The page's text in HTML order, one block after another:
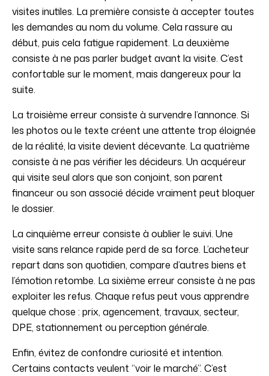
visites inutiles. La première consiste à accepter toutes
les demandes au nom du volume. Cela rassure au
début, puis cela fatigue rapidement. La deuxième
consiste à ne pas parler budget avant la visite. C’est
confortable sur le moment, mais dangereux pour la
suite.
La troisième erreur consiste à survendre l’annonce. Si
les photos ou le texte créent une attente trop éloignée
de la réalité, la visite devient décevante. La quatrième
consiste à ne pas vérifier les décideurs. Un acquéreur
qui visite seul alors que son conjoint, son parent
financeur ou son associé décide vraiment peut bloquer
le dossier.
La cinquième erreur consiste à oublier le suivi. Une
visite sans relance rapide perd de sa force. L’acheteur
repart dans son quotidien, compare d’autres biens et
l’émotion retombe. La sixième erreur consiste à ne pas
exploiter les refus. Chaque refus peut vous apprendre
quelque chose : prix, agencement, travaux, secteur,
DPE, stationnement ou perception générale.
Enfin, évitez de confondre curiosité et intention.
Certains contacts veulent “voir le marché”. C’est